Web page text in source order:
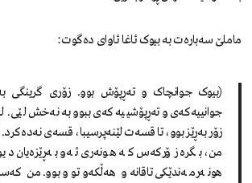
ماملێ سەبارەت بە بیوک ئاغا ئاوای دەگوت:
(بیوک جوانچاک و تەڕپۆش بوو. زۆری گرینگی
جوانییەکەی و تەڕپۆشییەکەی ببوو بە نەخش لێی.
زۆر بەڕێز بوو، تا قسەت لێنەپرسیبا، قسەی
من، بگرە زۆرکەس کە هونەری ئەو بەڕێزەیان
هونەرمەندێکی تاقانە و هەڵکەوتوو بوو. من